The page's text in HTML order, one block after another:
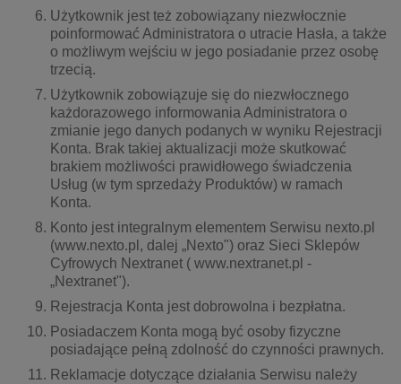
Użytkownik jest też zobowiązany niezwłocznie
poinformować Administratora o utracie Hasła, a także
o możliwym wejściu w jego posiadanie przez osobę
trzecią.
Użytkownik zobowiązuje się do niezwłocznego
każdorazowego informowania Administratora o
zmianie jego danych podanych w wyniku Rejestracji
Konta. Brak takiej aktualizacji może skutkować
brakiem możliwości prawidłowego świadczenia
Usług (w tym sprzedaży Produktów) w ramach
Konta.
Konto jest integralnym elementem Serwisu nexto.pl
(www.nexto.pl, dalej „Nexto") oraz Sieci Sklepów
Cyfrowych Nextranet ( www.nextranet.pl -
„Nextranet").
Rejestracja Konta jest dobrowolna i bezpłatna.
Posiadaczem Konta mogą być osoby fizyczne
posiadające pełną zdolność do czynności prawnych.
Reklamacje dotyczące działania Serwisu należy